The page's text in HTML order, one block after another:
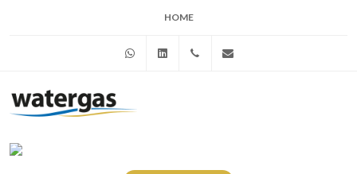
HOME
WhatsAppLinkedin+39 345 281 0246